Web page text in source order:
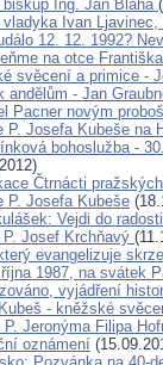
biskup Ing. Jan Blaha
vladyka Ivan
12. 12. 1992?
na otce
svěcení a primice -
andělům - Jan
Pacner novým
P. Josefa Kubeše na
bohoslužba -
Čtrnácti
P. Josefa Kubeše
Vejdi do
P. Josef Krchňavý
evangelizuje
října 1987, na svátek
vyjádření
- kněžské
P. Jeronýma Filipa
oznámení